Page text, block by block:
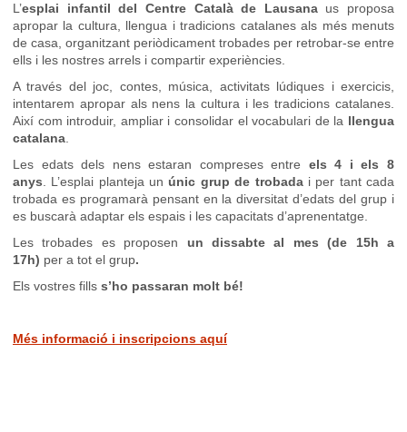
L’esplai infantil del Centre Català de Lausana us proposa
apropar la cultura, llengua i tradicions catalanes als més menuts
de casa, organitzant periòdicament trobades per retrobar-se entre
ells i les nostres arrels i compartir experiències.
A través del joc, contes, música, activitats lúdiques i exercicis,
intentarem apropar als nens la cultura i les tradicions catalanes.
Així com introduir, ampliar i consolidar el vocabulari de la llengua
catalana.
Les edats dels nens estaran compreses entre els 4 i els 8
anys. L’esplai planteja un únic grup de trobadai per tant cada
trobada es programarà pensant en la diversitat d’edats del grup i
es buscarà adaptar els espais i les capacitats d’aprenentatge.
Les trobades es proposen un dissabte al mes (de 15h a
17h) per a tot el grup.
Els vostres fills s’ho passaran molt bé!
Més informació i inscripcions aquí